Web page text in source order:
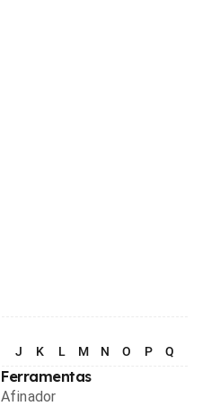
J K L M N O P Q
Ferramentas
Afinador